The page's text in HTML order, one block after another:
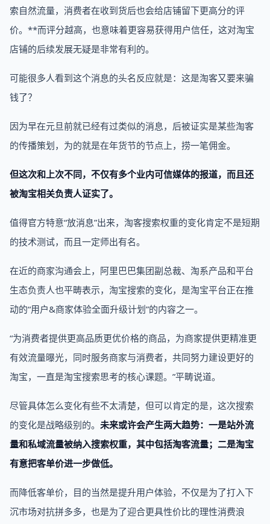
索自然流量，消费者在收到货后也会给店铺留下更高分的评
价。**而评分越高，也意味着更容易获得用户信任，这对淘宝
店铺的后续发展无疑是非常有利的。
可能很多人看到这个消息的头名反应就是：这是淘客又要来骗
钱了？
因为早在元旦前就已经有过类似的消息，后被证实是某些淘客
的传播策划，为的就是在年货节的节点上，捞一笔佣金。
但这次和上次不同，不仅有多个业内可信媒体的报道，而且还
被淘宝相关负责人证实了。
值得官方特意“放消息”出来，淘客搜索权重的变化肯定不是短期
的技术测试，而且一定师出有名。
在近的商家沟通会上，阿里巴巴集团副总裁、淘系产品和平台
生态负责人也平畴表示，淘宝搜索的变化，是淘宝平台正在推
动的“用户&商家体验全面升级计划”的内容之一。
“为消费者提供更高品质更优价格的商品，为商家提供更精准更
有效流量曝光，同时服务商家与消费者，共同努力建设更好的
淘宝，一直是淘宝搜索思考的核心课题。”平畴说道。
尽管具体怎么变化有些不太清楚，但可以肯定的是，这次搜索
的变化是战略级别的。 未来或许会产生两大趋势：一是站外流
量和私域流量被纳入搜索权重，其中包括淘客流量；二是淘宝
有意把客单价进一步做低。
而降低客单价，目的当然是提升用户体验，不仅是为了打入下
沉市场对抗拼多多，也是为了迎合更具性价比的理性消费浪